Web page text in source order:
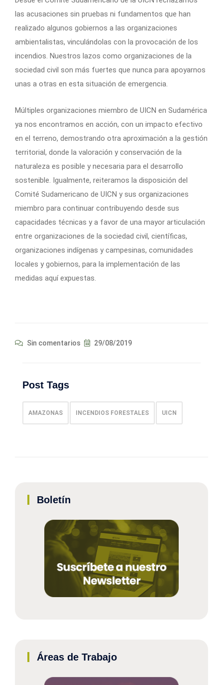
las acusaciones sin pruebas ni fundamentos que han
realizado algunos gobiernos a las organizaciones
ambientalistas, vinculándolas con la provocación de los
incendios. Nuestros lazos como organizaciones de la
sociedad civil son más fuertes que nunca para apoyarnos
unas a otras en esta situación de emergencia.
Múltiples organizaciones miembro de UICN en Sudamérica
ya nos encontramos en acción, con un impacto efectivo
en el terreno, demostrando otra aproximación a la gestión
territorial, donde la valoración y conservación de la
naturaleza es posible y necesaria para el desarrollo
sostenible. Igualmente, reiteramos la disposición del
Comité Sudamericano de UICN y sus organizaciones
miembro para continuar contribuyendo desde sus
capacidades técnicas y a favor de una mayor articulación
entre organizaciones de la sociedad civil, científicas,
organizaciones indígenas y campesinas, comunidades
locales y gobiernos, para la implementación de las
medidas aquí expuestas.
Sin comentarios 29/08/2019
Post Tags
AMAZONAS INCENDIOS FORESTALES UICN
Boletín
Áreas de Trabajo